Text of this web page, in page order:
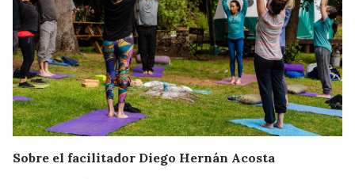
Sobre el facilitador Diego Hernán Acosta